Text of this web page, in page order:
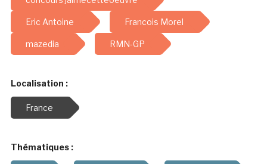
Eric Antoine Francois Morel
mazedia RMN-GP
Localisation :
France
Thématiques :